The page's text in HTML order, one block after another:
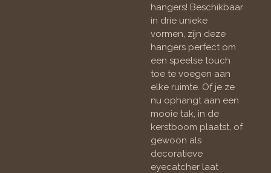
hangers! Beschikbaar
in drie unieke
vormen, zijn deze
hangers perfect om
een speelse touch
toe te voegen aan
elke ruimte. Of je ze
nu ophangt aan een
mooie tak, in de
kerstboom plaatst, of
gewoon als
decoratieve
eyecatcher laat